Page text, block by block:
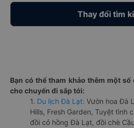
Thay đổi tìm
Bạn có thể tham khảo thêm một
cho chuyến đi sắp tới:
1. Du lịch Đà Lạt: Vườn hoa Đà
Hills, Fresh Garden, Tuyệt tình
đồi cỏ hồng Đà Lạt, đồi chè